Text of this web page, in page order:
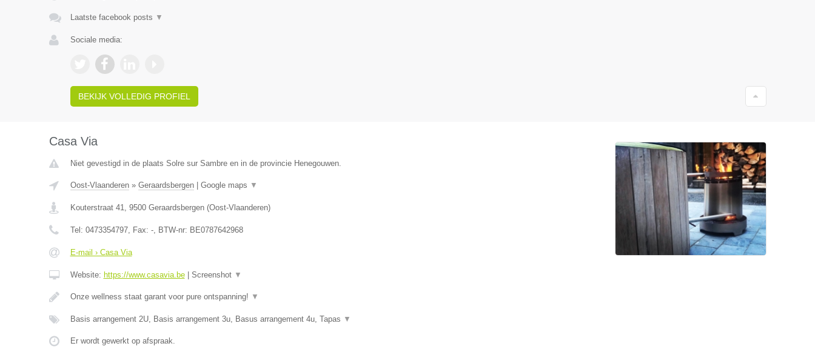
Laatste facebook posts ▼
Sociale media:
BEKIJK VOLLEDIG PROFIEL
Casa Via
Niet gevestigd in de plaats Solre sur Sambre en in de provincie Henegouwen.
Oost-Vlaanderen» Geraardsbergen| Google maps ▼
Kouterstraat 41, 9500 Geraardsbergen(Oost-Vlaanderen)
Tel: 0473354797, Fax: -, BTW-nr: BE0787642968
E-mail › Casa Via
Website: https://www.casavia.be| Screenshot ▼
Onze wellness staat garant voor pure ontspanning! ▼
Basis arrangement 2U, Basis arrangement 3u, Basus arrangement 4u, Tapas ▼
Er wordt gewerkt op afspraak.